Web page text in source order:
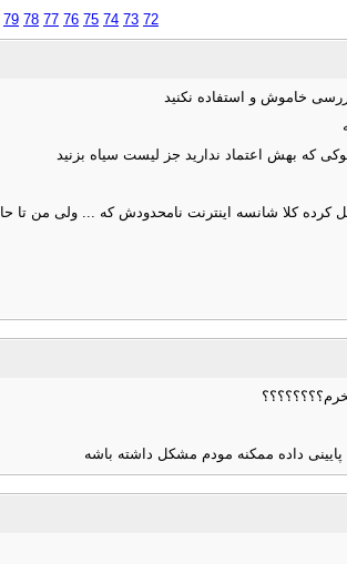
72
73
74
75
76
77
78
79
خاموش و استفاده نکنید
که بهش اعتماد ندارید جز لیست سیاه بزنید
کرده کلا شانسه اینترنت نامحدودش که ... ولی من تا
داده ممکنه مودم مشکل داشته باشه